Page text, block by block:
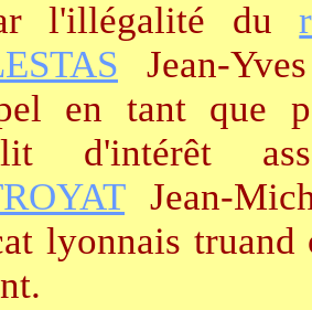
l'illégalité du
Jean-
en tant que
d'intérêt
Jean-
lyonnais